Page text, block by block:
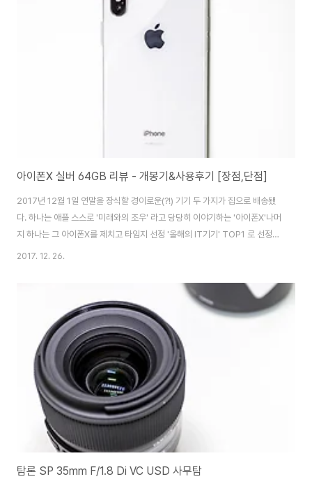
입하게 되었다. 나스도 꽤 여러 종류가 있어서 고민 했지만 가장 유명한 회사들
것으로 구매했다. NAS는 시놀로지사의 2베이짜리 'Synology
DISKSTATION 218+'줄여서 '시놀로지 DS218+'복지포인트로 깍아서 약
아이폰X 실버 64GB 리뷰 - 개봉기&사용후기 [장점,단점]
2017년 12월 1일 연말을 장식할 경이로운(?!) 기기 두 가지가 집으로 배송됐
다. 하나는 애플 스스로 '미래와의 조우' 라고 당당히 이야기하는 '아이폰X'나머
지 하나는 그 아이폰X를 제치고 타임지 선정 '올해의 IT기기' TOP1 로 선정된
'닌텐도 스위치' 이다. 그 중 먼저 사용한지 약 한달이 되어가는 아이폰X의 개봉
명해진 화질! 아이폰X 개봉기 시작~ 12월 1일에 도착한 KT샵의 상자!KT샵에
서 온라인 예약 주문해야만 무선충전기를 사은품으로 준다고 해서 택배 주문했
는데막상 예약자보다 일반대리점에서 더 빨리 개통할 수 있어서 좀 빡쳤던.. 기
억이 난다. 그리고 미안하다고 스타벅스 쿠폰 준다더니.. 아무것도 안줌 하..
2017. 12. 26.
탐론 SP 35mm F/1.8 Di VC USD 사무탐